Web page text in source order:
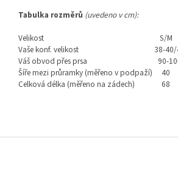
Tabulka rozměrů (uvedeno v cm):
Velikost
S/M
Vaše konf. velikost
38-
Váš obvod přes prsa
90-
Šíře mezi průramky (měřeno v podpaží) 40
Celková délka (měřeno na zádech)
68